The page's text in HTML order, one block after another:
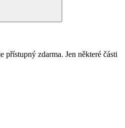
zdarma. Jen některé části